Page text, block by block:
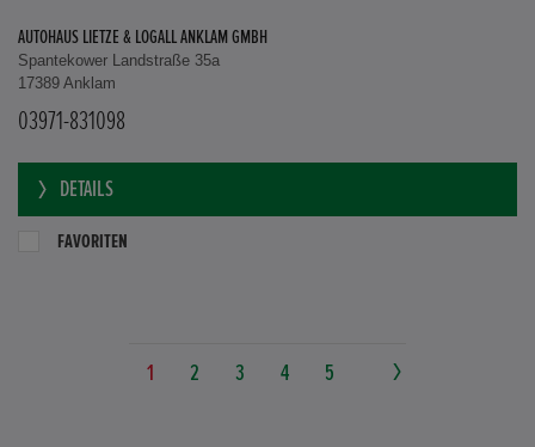
AUTOHAUS LIETZE & LOGALL ANKLAM GMBH
Spantekower Landstraße 35a
17389 Anklam
03971-831098
DETAILS
FAVORITEN
1 2 3 4 5